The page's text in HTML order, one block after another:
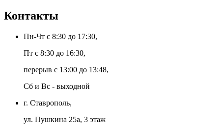
Контакты
Пн-Чт с 8:30 до 17:30,
Пт с 8:30 до 16:30,
перерыв с 13:00 до 13:48,
Сб и Вс - выходной
г. Ставрополь,
ул. Пушкина 25а, 3 этаж